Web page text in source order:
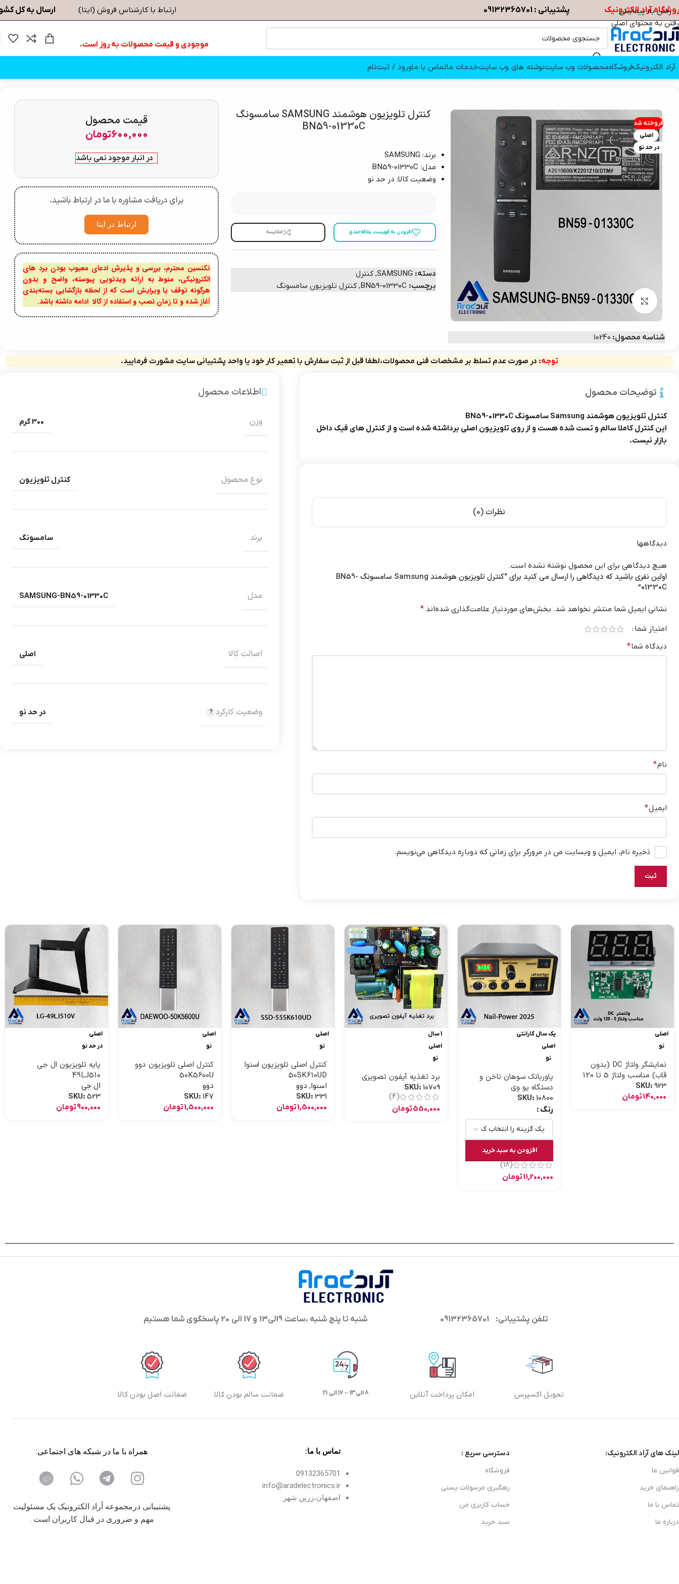
رفتن به پیمایش
رفتن به محتوای اصلی
آراد الکترونیک پشتیبانی : 09132365701 ارتباط با کارشناس فروش (ایتا) ارسال به کل
موجودی و قیمت محصولات به روز است.
آراد الکترونیکفروشگاهمحصولات وب سایتنوشته های وب سایتخدمات ماتماس با ماورود / ثبت‌نام
فروخته شد
اصلی
در حد نو
برای بزرگ‌نمایی کلیک کنید
شناسه محصول: 10240
کنترل تلویزیون هوشمند SAMSUNG سامسونگ
BN59-01330C
برند: SAMSUNG
مدل: BN59-01330C
وضعیت کالا: در حد نو
افزودن به فهرست علاقه‌مندی مقایسه
دسته: SAMSUNG
, کنترل
برچسب: BN59-01330C
, کنترل تلویزیون سامسونگ
قیمت محصول
600,000تومان
در انبار موجود نمی باشد
برای دریافت مشاوره با ما در ارتباط باشید.
ارتباط در ایتا
تکنسین محترم، بررسی و پذیرش ادعای معیوب بودن برد های
الکترونیکی، منوط به ارائه ویدئویی پیوسته، واضح و بدون
هرگونه توقف یا ویرایش است که از لحظه بازگشایی بسته‌بندی
آغاز شده و تا زمان نصب و استفاده از کالا ادامه داشته باشد.
توجه: در صورت عدم تسلط بر مشخصات فنی محصولات،لطفا قبل از ثبت سفارش با تعمیر کار خود یا واحد پشتیبانی سایت مشورت فرمایید.
توضیحات محصول
کنترل تلویزیون هوشمند Samsung سامسونگ BN59-01330C
این کنترل کاملا سالم و تست شده هست و از روی تلویزیون اصلی برداشته شده است و از کنترل های فیک داخل
بازار نیست.
نظرات (0)
دیدگاهها
هیچ دیدگاهی برای این محصول نوشته نشده است.
اولین نفری باشید که دیدگاهی را ارسال می کنید برای “کنترل تلویزیون هوشمند Samsung سامسونگ BN59-
01330C”
نشانی ایمیل شما منتشر نخواهد شد. بخش‌های موردنیاز علامت‌گذاری شده‌اند *
امتیاز شما
دیدگاه شما*
نام*
ایمیل*
ذخیره نام، ایمیل و وبسایت من در مرورگر برای زمانی که دوباره دیدگاهی می‌نویسم.
اطلاعات محصول
وزن 300 گرم
نوع محصول کنترل تلویزیون
برند سامسونگ
مدل SAMSUNG-BN59-01330C
اصالت کالا اصلی
وضعیت کارکرد در حد نو
اصلی
نو
نمایشگر ولتاژ DC (بدون
قاب) مناسب ولتاژ 5 تا 120
ولت SKU: 923
140,000تومان
یک سال گارانتی
اصلی
نو
پاوربانک سوهان ناخن و
دستگاه یو وی
SKU: 10800
رنگ
افزودن به سبد خرید
(18)
11,200,000تومان
1 سال
اصلی
نو
برد تغذیه آیفون تصویری
SKU: 10709
(4)
550,000تومان
اصلی
نو
کنترل اصلی تلویزیون اسنوا
50SK610UD
اسنوا, دوو
SKU: 331
1,500,000تومان
اصلی
نو
کنترل اصلی تلویزیون دوو
50K5600U
دوو
SKU: 147
1,500,000تومان
اصلی
در حد نو
پایه تلویزیون ال جی
49LJ510
ال جی
SKU: 523
900,000تومان
تلفن پشتیبانی: 09132365701 شنبه تا پنج شنبه ،ساعت 9الی13 و 17 الی 20 پاسخگوی شما هستیم
تحویل اکسپرس امکان پرداخت آنلاین 8 الی13 – 17 الی 21 ضمانت سالم بودن کالا ضمانت اصل بودن کالا
لینک های آراد الکترونیک:
قوانین ما
راهنمای خرید
تماس با ما
درباره ما
دسترسی سریع :
فروشگاه
رهگیری مرسولات پستی
حساب کاربری من
سبد خرید
تماس با ما:
09132365701
info@aradelectronics.ir
اصفهان،زرین شهر
همراه با ما در شبکه های اجتماعی:
پشتیبانی درمجموعه آراد الکترونیک یک مسئولیت
مهم و ضروری در قبال کاربران است .